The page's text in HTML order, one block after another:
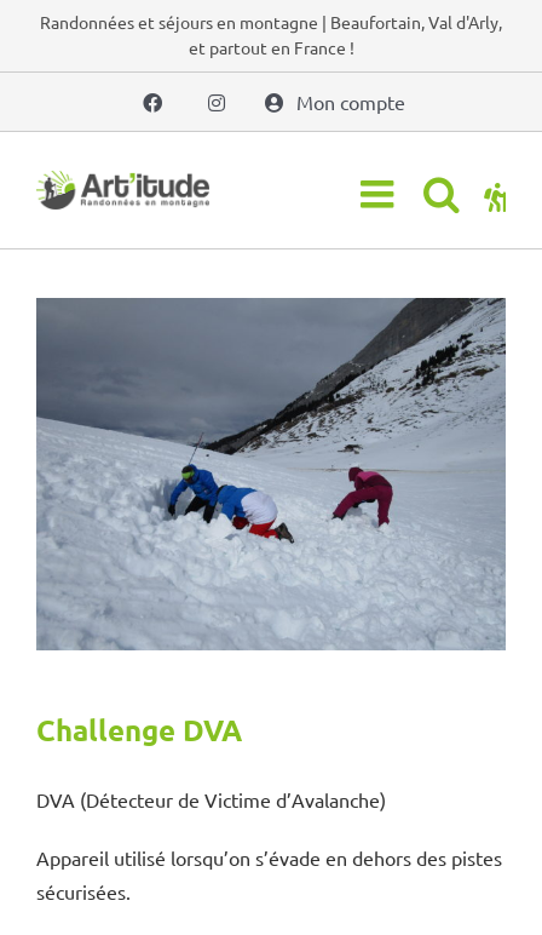
PasserRandonnées et séjours en montagne | Beaufortain, Val d'Arly,
et partout en France !
Mon compte
Challenge DVA
DVA (Détecteur de Victime d’Avalanche)
Appareil utilisé lorsqu’on s’évade en dehors des pistes
sécurisées.